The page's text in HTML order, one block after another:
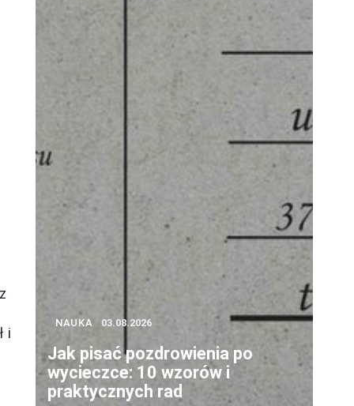
i
NAUKA 03.08.2026
Jak pisać pozdrowienia po
wycieczce: 10 wzorów i
praktycznych rad